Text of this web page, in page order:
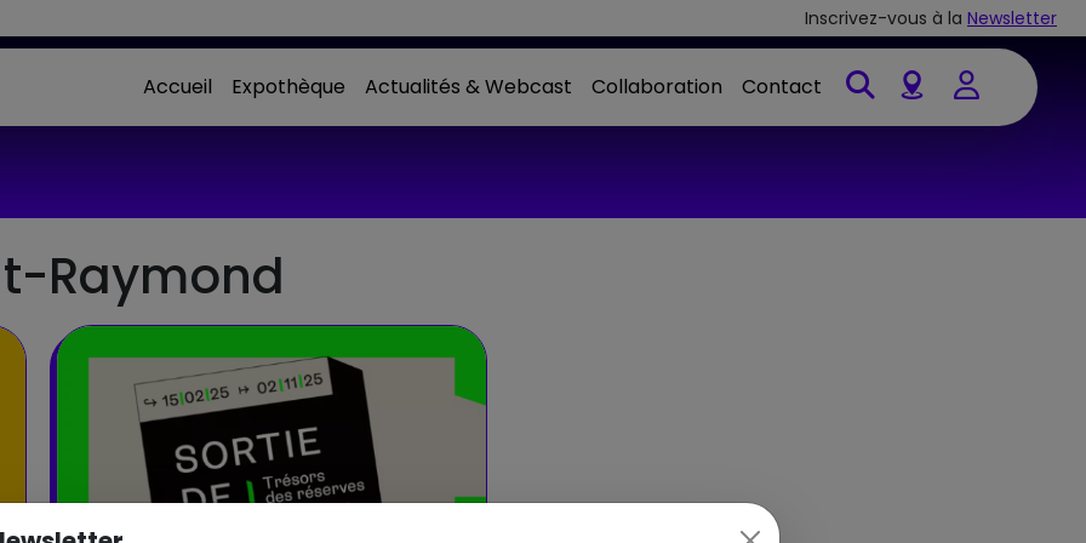
Inscrivez-vous à la Newsletter
Accueil Expothèque Actualités & Webcast Collaboration
Contact
Account
Raymond